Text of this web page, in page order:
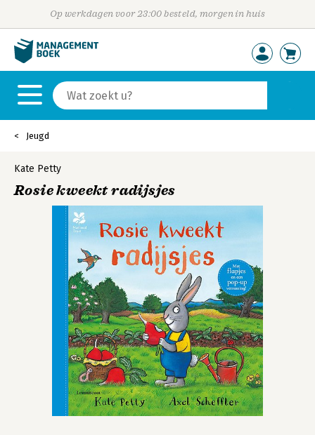
Op werkdagen voor 23:00 besteld, morgen in huis
Jeugd
Kate Petty
Rosie kweekt radijsjes